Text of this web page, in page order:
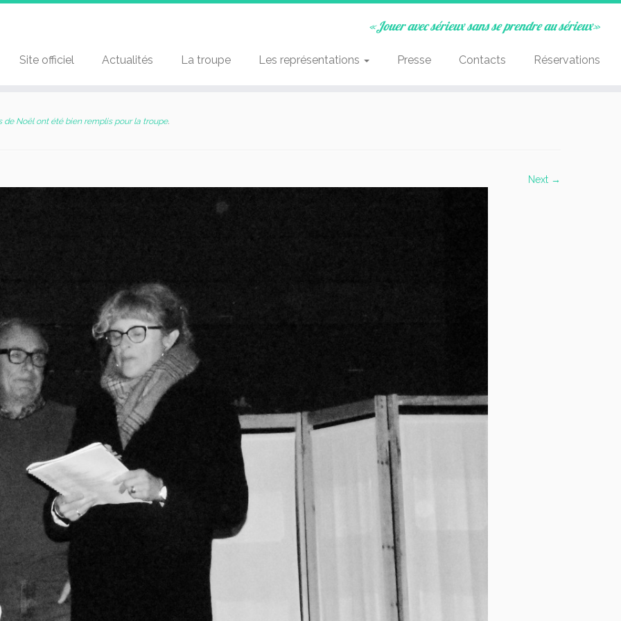
«Jouer avec sérieux sans se prendre au sérieux»
Site officiel Actualités La troupe Les représentations Presse Contacts Réservations
de Noël ont été bien remplis pour la troupe.
Next →